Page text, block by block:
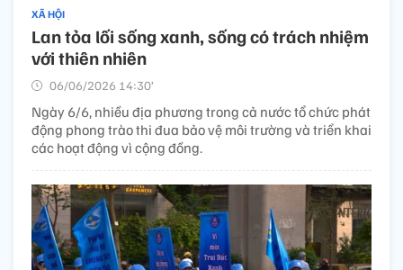
XÃ HỘI
Lan tỏa lối sống xanh, sống có trách nhiệm
với thiên nhiên
06/06/2026 14:30’
Ngày 6/6, nhiều địa phương trong cả nước tổ chức phát
động phong trào thi đua bảo vệ môi trường và triển khai
các hoạt động vì cộng đồng.